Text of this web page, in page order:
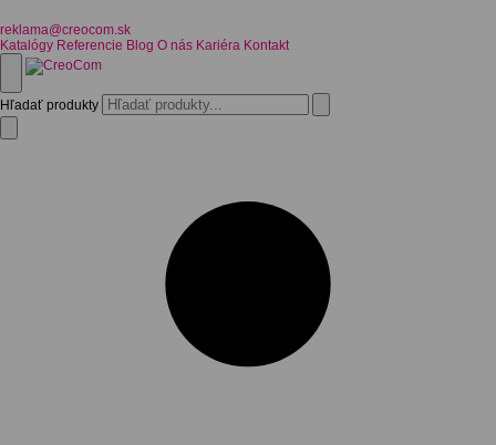
reklama@creocom.sk
Katalógy Referencie Blog O nás Kariéra Kontakt
Hľadať produkty